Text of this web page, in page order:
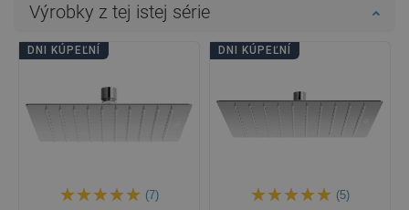
Výrobky z tej istej série
DNI KÚPEĽNÍ
(7)
DNI KÚPEĽNÍ
(5)